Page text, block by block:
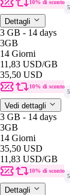
10% di sconto
Dettagli
3 GB - 14 days
3GB
14 Giorni
11,83 USD/GB
35,50 USD
10% di sconto
Vedi dettagli
3 GB - 14 days
3GB
14 Giorni
35,50 USD
11,83 USD/GB
10% di sconto
Dettagli